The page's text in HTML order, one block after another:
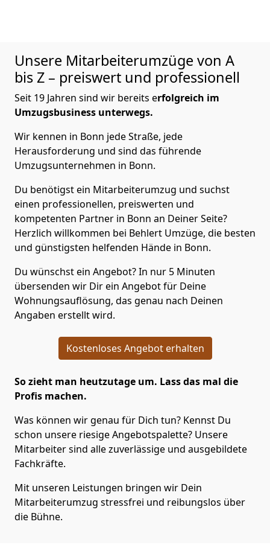
Unsere Mitarbeiterumzüge von A
bis Z – preiswert und professionell
Seit 19 Jahren sind wir bereits erfolgreich im
Umzugsbusiness unterwegs.
Wir kennen in Bonn jede Straße, jede
Herausforderung und sind das führende
Umzugsunternehmen in Bonn.
Du benötigst ein Mitarbeiterumzug und suchst
einen professionellen, preiswerten und
kompetenten Partner in Bonn an Deiner Seite?
Herzlich willkommen bei Behlert Umzüge, die besten
und günstigsten helfenden Hände in Bonn.
Du wünschst ein Angebot? In nur 5 Minuten
übersenden wir Dir ein Angebot für Deine
Wohnungsauflösung, das genau nach Deinen
Angaben erstellt wird.
Kostenloses Angebot erhalten
So zieht man heutzutage um. Lass das mal die
Profis machen.
Was können wir genau für Dich tun? Kennst Du
schon unsere riesige Angebotspalette? Unsere
Mitarbeiter sind alle zuverlässige und ausgebildete
Fachkräfte.
Mit unseren Leistungen bringen wir Dein
Mitarbeiterumzug stressfrei und reibungslos über
die Bühne.